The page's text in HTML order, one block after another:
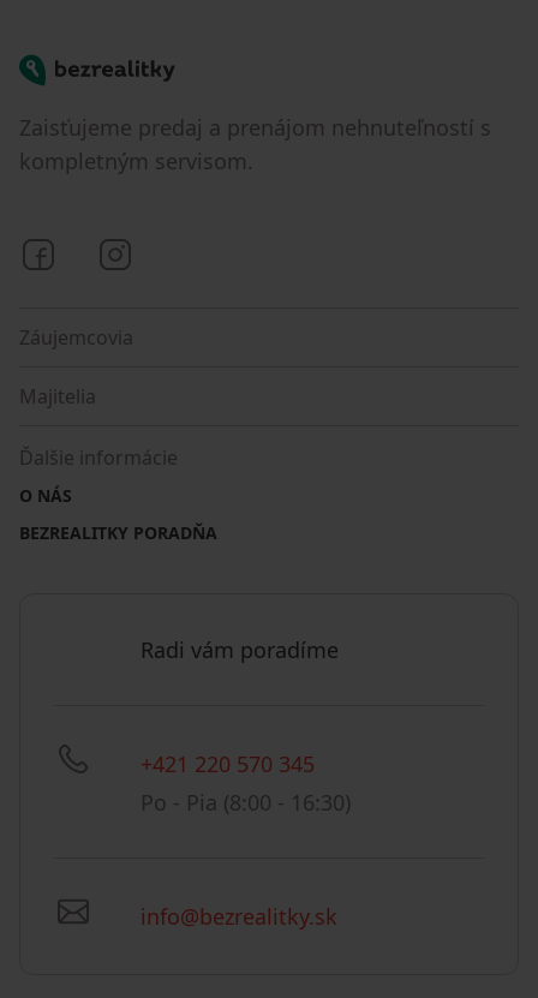
Bezrealitky
Zaisťujeme predaj a prenájom nehnuteľností s
kompletným servisom.
Bezrealitky na Facebooku
Záujemcovia
Majitelia
Ďalšie informácie
O NÁS
BEZREALITKY PORADŇA
Radi vám poradíme
+421 220 570 345
Po - Pia (8:00 - 16:30)
info@bezrealitky.sk